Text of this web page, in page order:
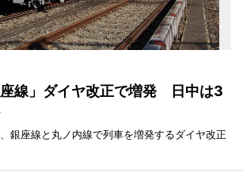
線」ダイヤ改正で増発 日中は3
銀座線と丸ノ内線で列車を増発するダイヤ改正